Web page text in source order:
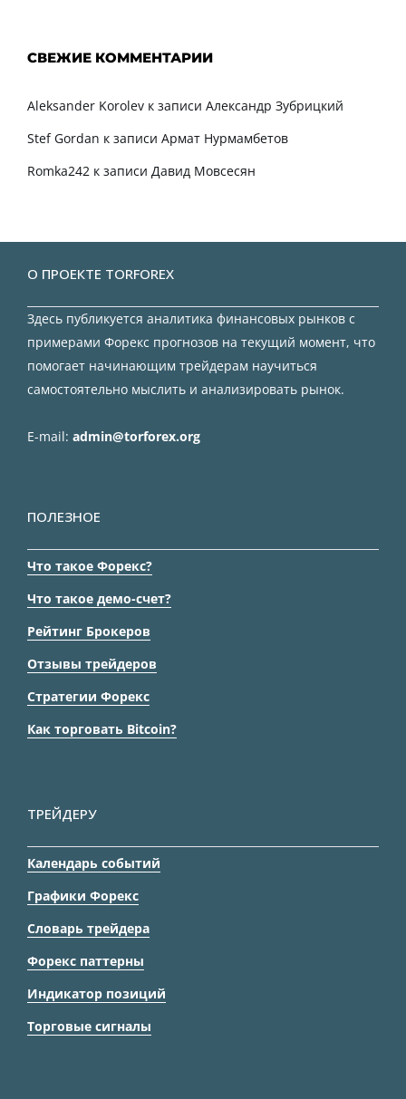
СВЕЖИЕ КОММЕНТАРИИ
Aleksander Korolev к записи Александр Зубрицкий
Stef Gordan к записи Армат Нурмамбетов
Romka242 к записи Давид Мовсесян
О ПРОЕКТЕ TORFOREX
Здесь публикуется аналитика финансовых рынков с
примерами Форекс прогнозов на текущий момент, что
помогает начинающим трейдерам научиться
самостоятельно мыслить и анализировать рынок.
E-mail: admin@torforex.org
ПОЛЕЗНОЕ
Что такое Форекс?
Что такое демо-счет?
Рейтинг Брокеров
Отзывы трейдеров
Стратегии Форекс
Как торговать Bitcoin?
ТРЕЙДЕРУ
Календарь событий
Графики Форекс
Словарь трейдера
Форекс паттерны
Индикатор позиций
Торговые сигналы